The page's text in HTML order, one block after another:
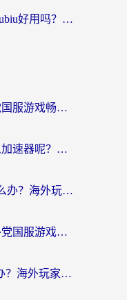
海外党必看：雷神手游和biubiu好用吗？3招选对回国加速器无缝刷国内资源
国外可以玩艾希么？海外党国服游戏畅玩终极指南（附加速器选择秘籍）
在国外玩逆战需要下载什么加速器呢？海外党亲测有效的国服游戏加速指南
300大作战国外无法登陆怎么办？海外玩家亲测有效的解决指南
法国怎么玩我的勇者？海外党国服游戏不卡攻略，附3款热门游戏加速实测
国外玩BanG网络延迟怎么办？海外玩家亲测有效的国服游戏加速指南